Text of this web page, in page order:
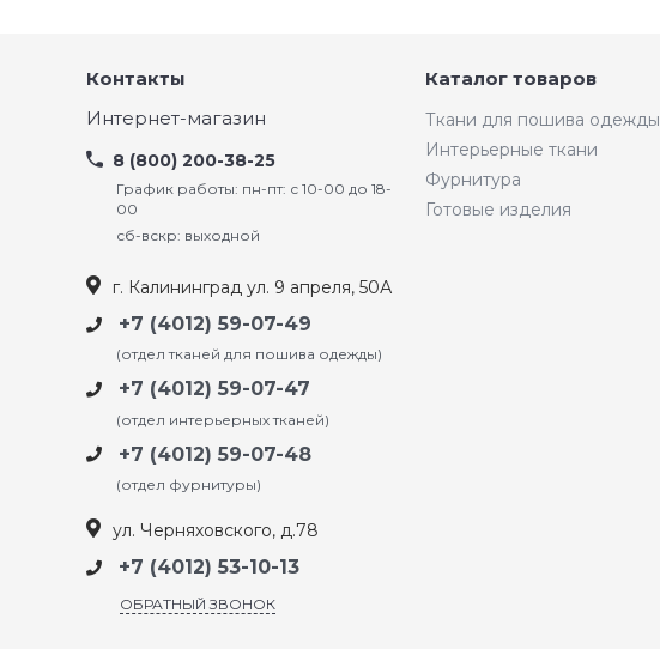
Контакты
Интернет-магазин
8 (800) 200-38-25
График работы: пн-пт: с 10-00 до 18-
00
сб-вскр: выходной
г. Калининград ул. 9 апреля, 50А
+7 (4012) 59-07-49
(отдел тканей для пошива одежды)
+7 (4012) 59-07-47
(отдел интерьерных тканей)
+7 (4012) 59-07-48
(отдел фурнитуры)
ул. Черняховского, д.78
+7 (4012) 53-10-13
ОБРАТНЫЙ ЗВОНОК
Каталог товаров
Ткани для пошива одежды
Интерьерные ткани
Фурнитура
Готовые изделия